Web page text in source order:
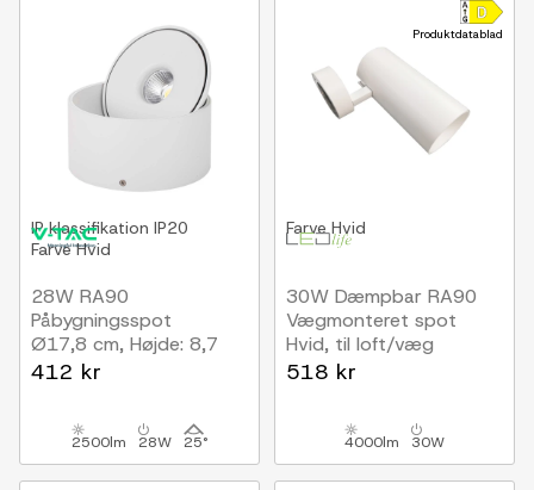
IP klassifikation IP20
FarveHvid
28W RA90
Påbygningsspot
Ø17,8 cm, Højde: 8,7
cm, CCT, 3 lyskulører,
412 kr
2500lm 28W 25°
Produktdatablad
FarveHvid
30W Dæmpbar RA90
Vægmonteret spot
Hvid, til loft/væg
518 kr
4000lm 30W